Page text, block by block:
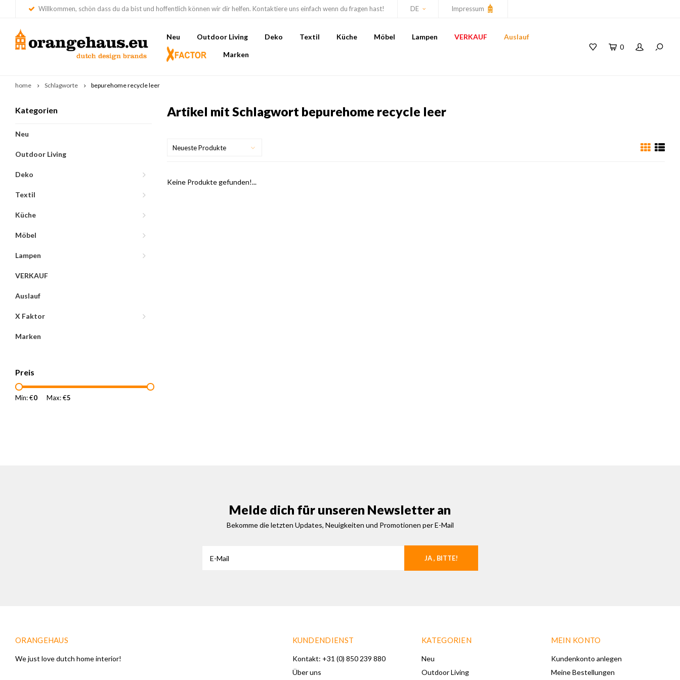
Willkommen, schön dass du da bist und hoffentlich können wir dir helfen. Kontaktiere uns einfach wenn du fragen hast! DE Impressum
Neu Outdoor Living Deko Textil Küche Möbel Lampen VERKAUF Auslauf
Marken
0
home Schlagworte bepurehome recycle leer
Kategorien
Neu
Outdoor Living
Deko
Textil
Küche
Möbel
Lampen
VERKAUF
Auslauf
X Faktor
Marken
Preis
Min: €0 Max: €5
Artikel mit Schlagwort bepurehome recycle leer
Neueste Produkte
Keine Produkte gefunden!...
Melde dich für unseren Newsletter an
Bekomme die letzten Updates, Neuigkeiten und Promotionen per E-Mail
JA , BITTE!
ORANGEHAUS
We just love dutch home interior!
KUNDENDIENST
Kontakt: +31 (0) 850 239 880
Über uns
KATEGORIEN
Neu
Outdoor Living
MEIN KONTO
Kundenkonto anlegen
Meine Bestellungen